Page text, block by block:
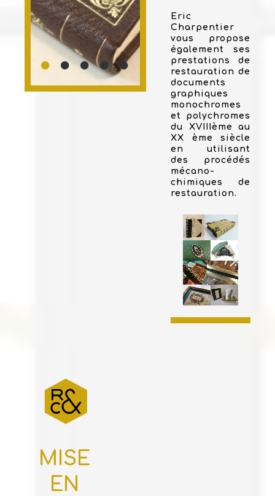
Eric
Charpentier
vous propose
également ses
prestations de
restauration de
documents
graphiques
monochromes
et polychromes
du XVIIIème au
XX ème siècle
en utilisant
des procédés
mécano-
chimiques de
restauration.
MISE
EN